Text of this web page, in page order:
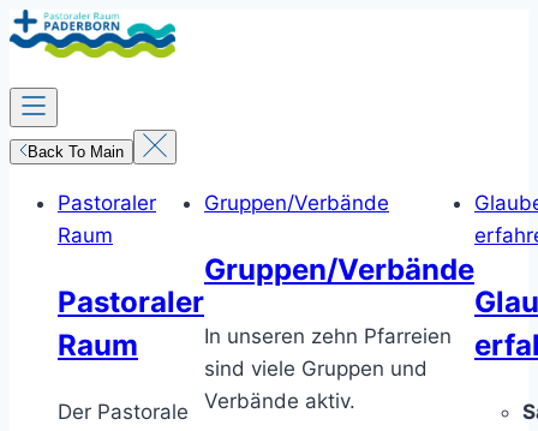
Zum
Inhalt
springen
Back To Main
Pastoraler
Raum
Pastoraler
Raum
Der Pastorale
Gruppen/Verbände
Gruppen/Verbände
In unseren zehn Pfarreien
sind viele Gruppen und
Verbände aktiv.